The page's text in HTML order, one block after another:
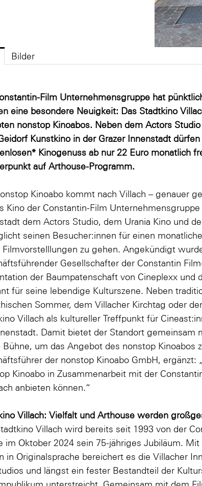
Bilder
Film Unternehmensgruppe hat
eine besondere Neuigkeit: Das Stadtkino
nonstop Kinoabos. Neben dem Actors
Kunstkino in der Grazer Innenstadt
Kinogenuss ab nur 22 Euro monatlich
auf Arthouse-Programm.
Kinoabo kommt nach Villach – genauer
Kino der Constantin-Film
dem Actors Studio, dem Urania Kino und
seinen Besucher:innen für einen
Filmvorstelllungen zu gehen. Angekündigt
Gesellschafter der Constantin
der Baumpatenschaft von Cineplexx und
für seine lebendige Kulturszene. Neben
Sommer, dem Villacher Kirchtag oder
Villach als kultureller Treffpunkt für
Damit bietet der Standort gemeinsam
Bühne, um das Angebot des nonstop Kinoabos
der nonstop Kinoabo GmbH,
Kinoabo in Zusammenarbeit mit der
anbieten können.“
Villach: Vielfalt und Arthouse werden
Villach wird bereits seit 1993 von der
im Oktober 2024 sein 75-jähriges Jubiläum.
in Originalsprache bereichert es die Villacher
und längst ein fester Bestandteil der